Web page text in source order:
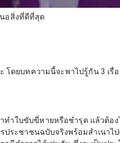
นอสิ่งที่ดีที่สุด
โดยบทความนี้จะพาไปรู้กัน 3 เรื่
ำใบขับขี่หายหรือชำรุด แล้วต้อง
ระชาชนฉบับจริงพร้อมสำเนา